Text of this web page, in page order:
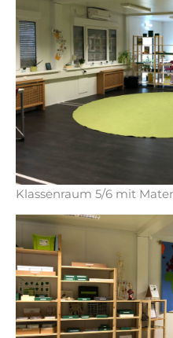
Klassenraum 5/6 mit